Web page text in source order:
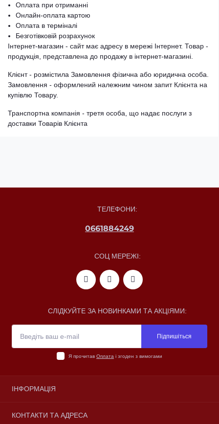
Оплата при отриманні
Онлайн-оплата картою
Оплата в терміналі
Безготівковій розрахунок
Інтернет-магазин - сайт має адресу в мережі Інтернет. Товар -
продукція, представлена ​​до продажу в інтернет-магазині.
Клієнт - розмістила Замовлення фізична або юридична особа.
Замовлення - оформлений належним чином запит Клієнта на
купівлю Товару.
Транспортна компанія - третя особа, що надає послуги з
доставки Товарів Клієнта
ТЕЛЕФОНИ:
0661884249
СОЦ МЕРЕЖІ:
СЛІДКУЙТЕ ЗА НОВИНКАМИ ТА АКЦІЯМИ:
Підпишіться
Я прочитав Оплата і згоден з вимогами
ІНФОРМАЦІЯ
Доставка
КОНТАКТИ ТА АДРЕСА